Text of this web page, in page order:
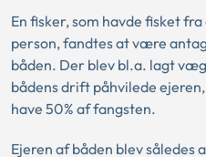
En fisker, som havde fisket
person, fandtes at være
båden. Der blev bl.a. lagt
bådens drift påhvilede
have 50% af fangsten.
Ejeren af båden blev således